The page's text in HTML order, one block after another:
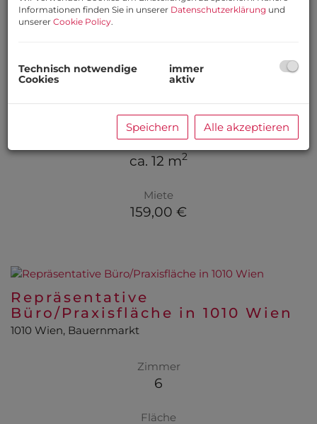
Garagenstellplatz im 5. Wiener
1050 Wien,Margareten
Fläche
ca. 12 m2
Miete
159,00 €
Repräsentative
Büro/Praxisfläche in 1010 Wien
1010 Wien, Bauernmarkt
Zimmer
6
Fläche
Informationen finden Sie in unserer Datenschutzerklärung und
unserer Cookie Policy.
Technisch notwendige
Cookies
immer
aktiv
Speichern Alle akzeptieren